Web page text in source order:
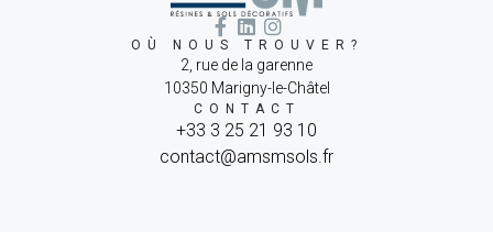
OÙ NOUS TROUVER?
2, rue de la garenne
10350 Marigny-le-Châtel
CONTACT
+33 3 25 21 93 10
contact@amsmsols.fr